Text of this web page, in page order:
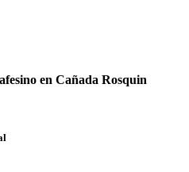
en Cañada Rosquin